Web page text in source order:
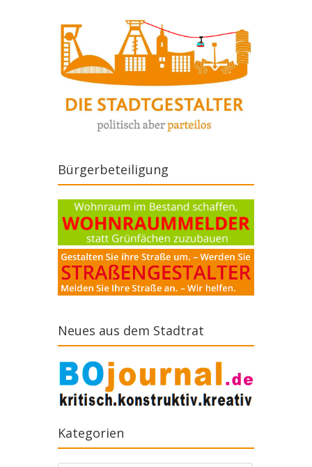
Bürgerbeteiligung
Neues aus dem Stadtrat
Kategorien